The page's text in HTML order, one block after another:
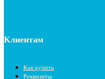
Клиентам
Как купить
Реквизиты